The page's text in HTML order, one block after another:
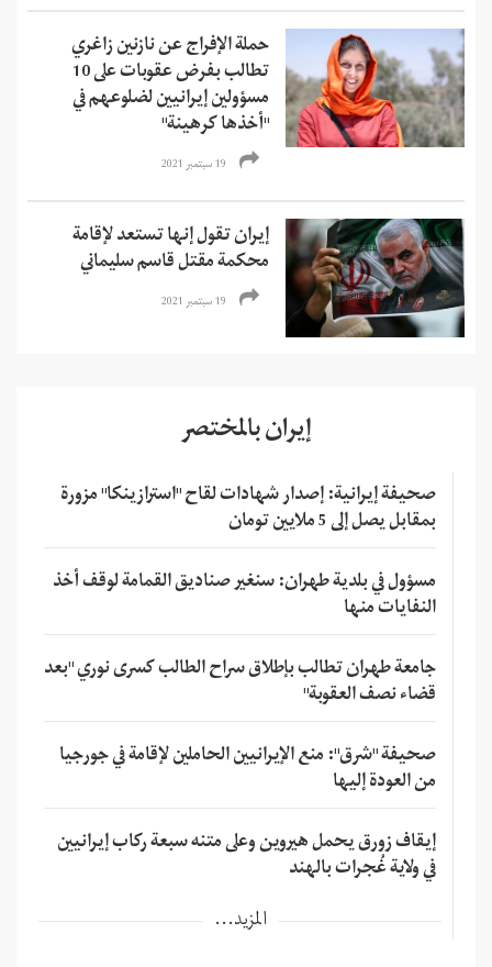
حملة الإفراج عن نازنين زاغري
تطالب بفرض عقوبات على 10
مسؤولين إيرانيين لضلوعهم في
"أخذها كرهينة"
19 سبتمبر 2021
إيران تقول إنها تستعد لإقامة
محكمة مقتل قاسم سليماني
19 سبتمبر 2021
إيران بالمختصر
صحيفة إيرانية: إصدار شهادات لقاح "استرازينكا" مزورة
بمقابل يصل إلى 5 ملايين تومان
مسؤول في بلدية طهران: سنغير صناديق القمامة لوقف أخذ
النفايات منها
جامعة طهران تطالب بإطلاق سراح الطالب كسرى نوري "بعد
قضاء نصف العقوبة"
صحيفة "شرق": منع الإيرانيين الحاملين لإقامة في جورجيا
من العودة إليها
إيقاف زورق يحمل هيروين وعلى متنه سبعة ركاب إيرانيين
في ولاية غُجرات بالهند
المزيد...